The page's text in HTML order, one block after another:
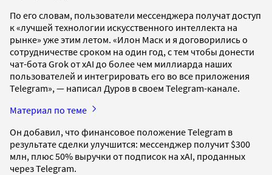
По его словам, пользователи мессенджера получат доступ
к «лучшей технологии искусственного интеллекта на
рынке» уже этим летом. «Илон Маск и я договорились о
сотрудничестве сроком на один год, с тем чтобы донести
чат-бота Grok от xAI до более чем миллиарда наших
пользователей и интегрировать его во все приложения
Telegram», — написал Дуров в своем Telegram-канале.
Материал по теме
Он добавил, что финансовое положение Telegram в
результате сделки улучшится: мессенджер получит $300
млн, плюс 50% выручки от подписок на xAI, проданных
через Telegram.